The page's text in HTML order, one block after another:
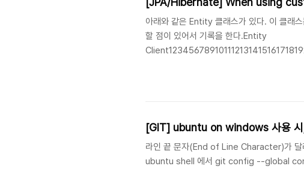
아래와 같은 Entity 클래스가 있다. 이 클래
할 점이 있어서 기록을 한다.Entity
[GIT] ubuntu on windows 사용 시,
라인 끝 문자(End of Line Character)가
ubuntu shell 에서 git config --global